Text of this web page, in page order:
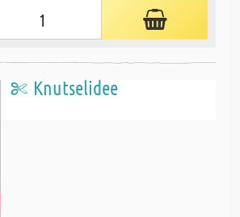
Knutselidee